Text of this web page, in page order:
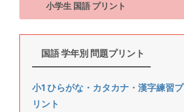
小学生 国語 プリント
国語 学年別 問題プリント
小1 ひらがな・カタカナ・漢字練習プ
リント